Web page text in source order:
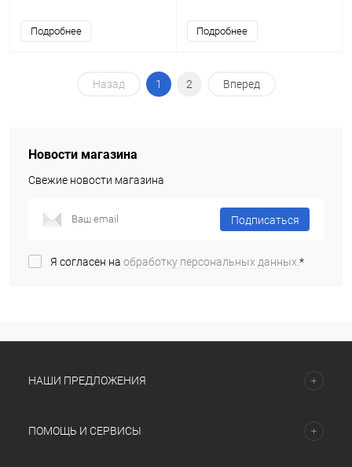
Подробнее Подробнее
Назад 1 2 Вперед
Новости магазина
Свежие новости магазина
Подписаться
Я согласен на обработку персональных данных.*
НАШИ ПРЕДЛОЖЕНИЯ
ПОМОЩЬ И СЕРВИСЫ